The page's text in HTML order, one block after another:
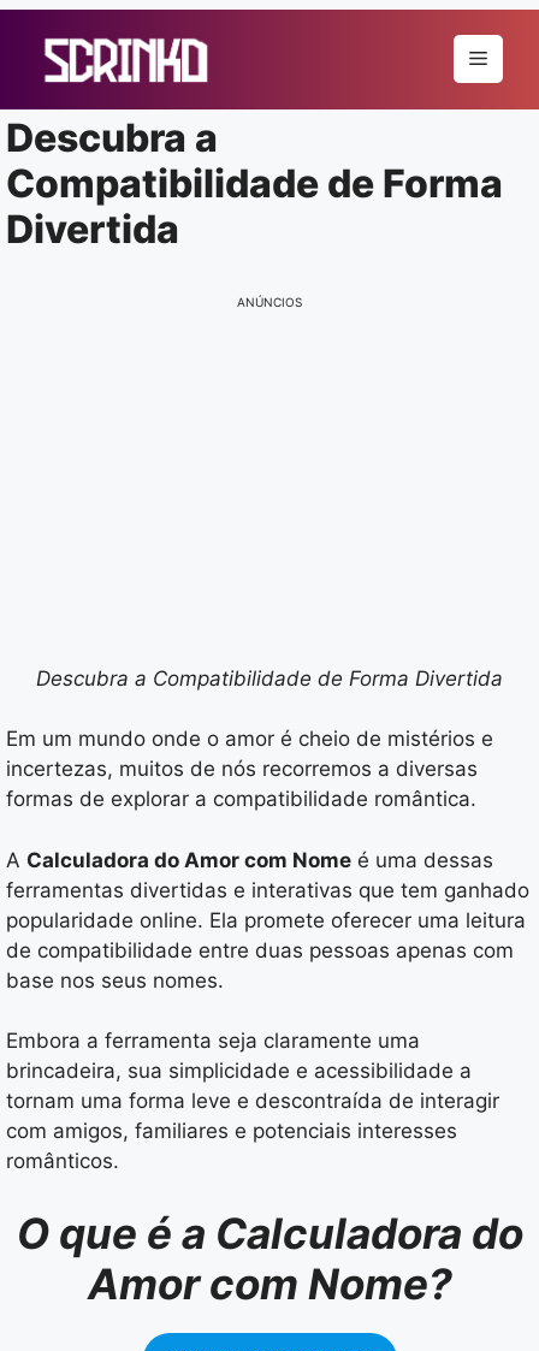
conteúdo
Menu
Descubra a
Compatibilidade de Forma
Divertida
ANÚNCIOS
Descubra a Compatibilidade de Forma Divertida
Em um mundo onde o amor é cheio de mistérios e
incertezas, muitos de nós recorremos a diversas
formas de explorar a compatibilidade romântica.
A Calculadora do Amor com Nome é uma dessas
ferramentas divertidas e interativas que tem ganhado
popularidade online. Ela promete oferecer uma leitura
de compatibilidade entre duas pessoas apenas com
base nos seus nomes.
Embora a ferramenta seja claramente uma
brincadeira, sua simplicidade e acessibilidade a
tornam uma forma leve e descontraída de interagir
com amigos, familiares e potenciais interesses
românticos.
O que é a Calculadora do
Amor com Nome?